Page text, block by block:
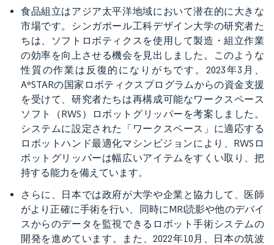
食品組立はアジア太平洋地域において潜在的に大きな
市場です。シンガポール工科デザイン大学の研究者た
ちは、ソフトロボティクスを使用して製造・組立作業
の効率を向上させる機会を見出しました。このような
性質の作業は反復的になりがちです。2023年3月、
A*STARの国家ロボティクスプログラムからの資金支援
を受けて、研究者たちは再構成可能なワークスペース
ソフト（RWS）ロボットグリッパーを考案しました。
システムに設定された「ワークスペース」に適応する
ロボットハンド最適化マシンビジョンにより、RWSロ
ボットグリッパーは幅広いアイテムをすくい取り、把
持する能力を備えています。
さらに、日本では政府が大学や企業と協力して、医師
がより正確に手術を行い、同時にMRI読影や他のデバイ
スからのデータを監視できるロボット手術システムの
開発を進めています。また、2022年10月、日本の筑波